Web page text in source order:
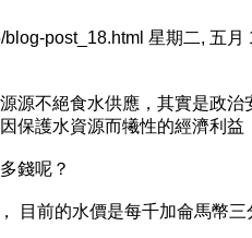
post_18.html 星期二, 五月
不絕食水供應，其實是政
護水資源而犧性的經濟利
錢呢？
前的水價是每千加侖馬幣